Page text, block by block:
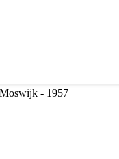
- 1957